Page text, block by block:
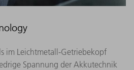
im Leichtmetall-Getriebekopf
Spannung der Akkutechnik